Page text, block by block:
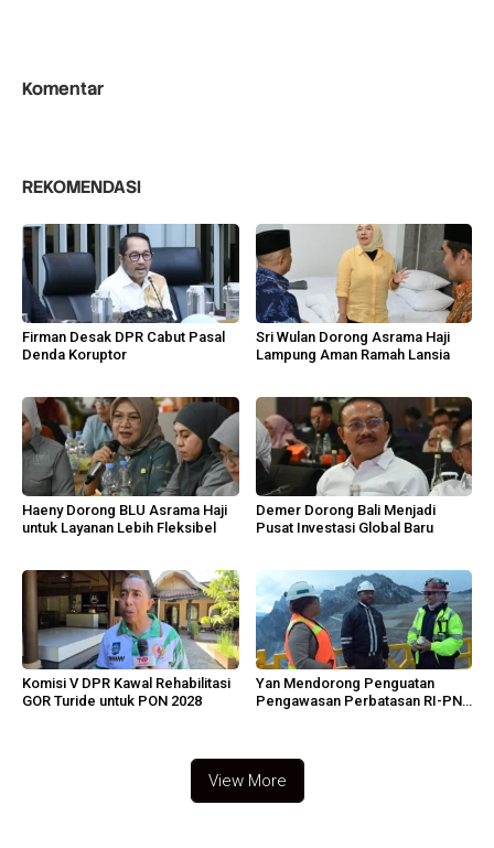
Komentar
REKOMENDASI
Firman Desak DPR Cabut Pasal
Denda Koruptor
Sri Wulan Dorong Asrama Haji
Lampung Aman Ramah Lansia
Haeny Dorong BLU Asrama Haji
untuk Layanan Lebih Fleksibel
Demer Dorong Bali Menjadi
Pusat Investasi Global Baru
Komisi V DPR Kawal Rehabilitasi
GOR Turide untuk PON 2028
Yan Mendorong Penguatan
Pengawasan Perbatasan RI-PNG
View More